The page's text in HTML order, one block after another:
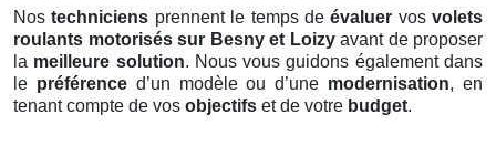
Nostechniciens prennent le temps deévaluer vos volets
roulants motorisés sur Besny et Loizy avant de proposer
la meilleure solution. Nous vous guidons également dans
le préférenced’un modèle ou d’une modernisation, en
tenant compte de vos objectifs et de votre budget.